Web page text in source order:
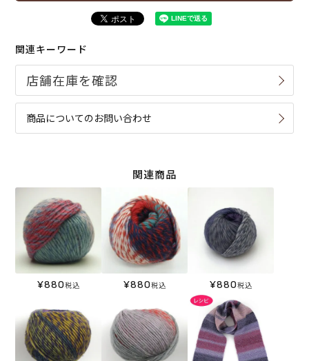
関連キーワード
商品についてのお問い合わせ
関連商品
¥880税込 ¥880税込 ¥880税込